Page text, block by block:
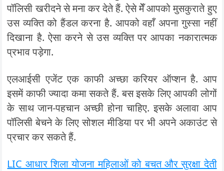
पॉलिसी खरीदने से मना कर देते हैं. ऐसे मेँ आपको मुसकुराते हुए
उस व्यक्ति को हैंडल करना है. आपको वहाँ अपना गुस्सा नहीं
दिखाना है. ऐसा करने से उस व्यक्ति पर आपका नकारात्मक
प्रभाव पड़ेगा.
एलआईसी एजेंट एक काफी अच्छा करियर ऑप्शन है. आप
इसमें काफी ज्यादा कमा सकते हैं. बस इसके लिए आपकी लोगों
के साथ जान-पहचान अच्छी होना चाहिए. इसके अलावा आप
पॉलिसी बेचने के लिए सोशल मीडिया पर भी अपने अकाउंट से
प्रचार कर सकते हैं.
LIC आधार शिला योजना महिलाओं को बचत और सुरक्षा देती